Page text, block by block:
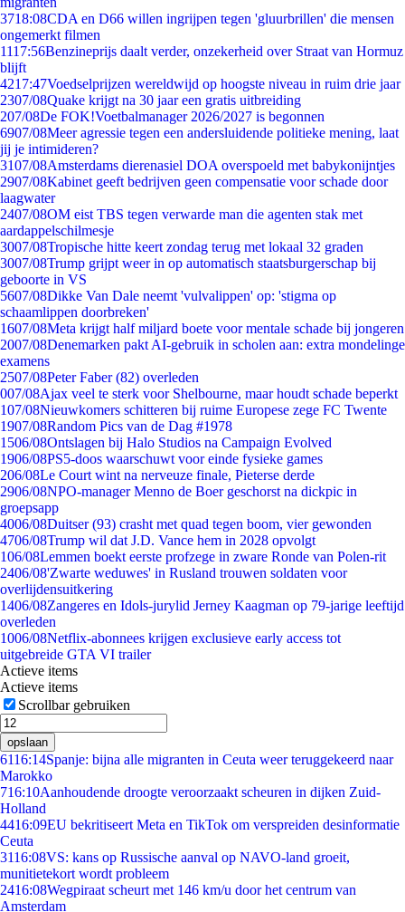
3718:08CDA en D66 willen ingrijpen tegen 'gluurbrillen' die mensen
ongemerkt filmen
1117:56Benzineprijs daalt verder, onzekerheid over Straat van Hormuz
blijft
4217:47Voedselprijzen wereldwijd op hoogste niveau in ruim drie jaar
2307/08Quake krijgt na 30 jaar een gratis uitbreiding
207/08De FOK!Voetbalmanager 2026/2027 is begonnen
6907/08Meer agressie tegen een andersluidende politieke mening, laat
jij je intimideren?
3107/08Amsterdams dierenasiel DOA overspoeld met babykonijntjes
2907/08Kabinet geeft bedrijven geen compensatie voor schade door
laagwater
2407/08OM eist TBS tegen verwarde man die agenten stak met
aardappelschilmesje
3007/08Tropische hitte keert zondag terug met lokaal 32 graden
3007/08Trump grijpt weer in op automatisch staatsburgerschap bij
geboorte in VS
5607/08Dikke Van Dale neemt 'vulvalippen' op: 'stigma op
schaamlippen doorbreken'
1607/08Meta krijgt half miljard boete voor mentale schade bij jongeren
2007/08Denemarken pakt AI-gebruik in scholen aan: extra mondelinge
examens
2507/08Peter Faber (82) overleden
007/08Ajax veel te sterk voor Shelbourne, maar houdt schade beperkt
107/08Nieuwkomers schitteren bij ruime Europese zege FC Twente
1907/08Random Pics van de Dag #1978
1506/08Ontslagen bij Halo Studios na Campaign Evolved
1906/08PS5-doos waarschuwt voor einde fysieke games
206/08Le Court wint na nerveuze finale, Pieterse derde
2906/08NPO-manager Menno de Boer geschorst na dickpic in
groepsapp
4006/08Duitser (93) crasht met quad tegen boom, vier gewonden
4706/08Trump wil dat J.D. Vance hem in 2028 opvolgt
106/08Lemmen boekt eerste profzege in zware Ronde van Polen-rit
2406/08'Zwarte weduwes' in Rusland trouwen soldaten voor
overlijdensuitkering
1406/08Zangeres en Idols-jurylid Jerney Kaagman op 79-jarige leeftijd
overleden
1006/08Netflix-abonnees krijgen exclusieve early access tot
uitgebreide GTA VI trailer
Actieve items
Actieve items
Scrollbar gebruiken
opslaan
6116:14Spanje: bijna alle migranten in Ceuta weer teruggekeerd naar
Marokko
716:10Aanhoudende droogte veroorzaakt scheuren in dijken Zuid-
Holland
4416:09EU bekritiseert Meta en TikTok om verspreiden desinformatie
Ceuta
3116:08VS: kans op Russische aanval op NAVO-land groeit,
munitietekort wordt probleem
2416:08Wegpiraat scheurt met 146 km/u door het centrum van
Amsterdam